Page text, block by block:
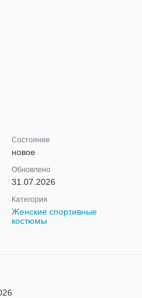
Состояние
новое
Обновлено
31.07.2026
Категория
Женские спортивные
костюмы